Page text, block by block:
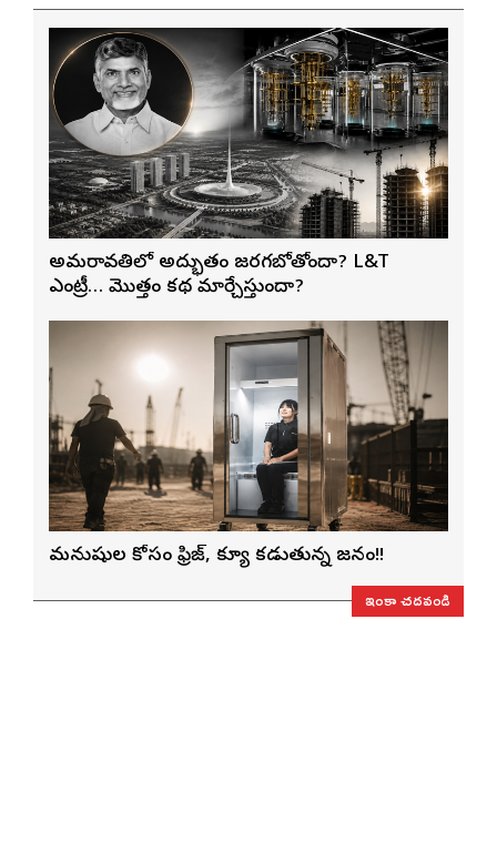
అమరావతిలో అద్భుతం జరగబోతోందా? L&T
ఎంట్రీ… మొత్తం కథ మార్చేస్తుందా?
మనుషుల కోసం ఫ్రిజ్, క్యూ కడుతున్న జనం!!
ఇంకా చదవండి